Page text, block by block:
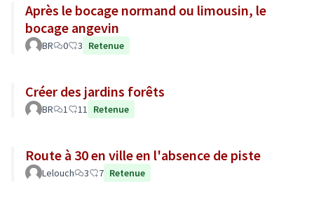
Après le bocage normand ou limousin, le
bocage angevin
BR 0 3 Retenue
Créer des jardins forêts
BR 1 11 Retenue
Route à 30 en ville en l'absence de piste
Lelouch 3 7 Retenue